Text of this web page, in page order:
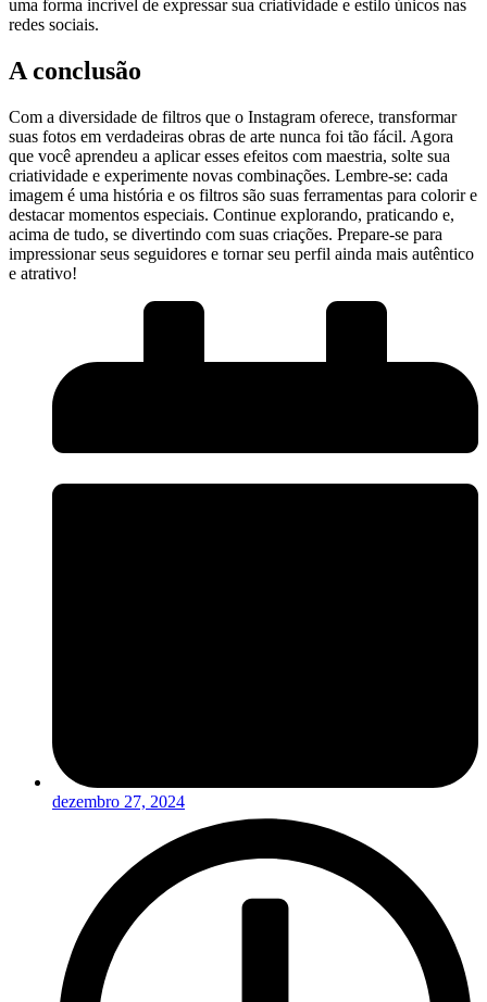
uma ⁢forma incrível de ⁢expressar sua ​criatividade e estilo únicos nas
redes sociais.⁢
A conclusão
Com a diversidade de filtros ⁢que o Instagram⁣ oferece, ​transformar
suas fotos em verdadeiras⁣ obras de arte​ nunca foi tão fácil.‌ Agora
que você aprendeu⁢ a ⁤aplicar esses efeitos com⁢ maestria, solte sua
criatividade‍ e experimente novas combinações.⁤ Lembre-se: cada⁣
imagem é uma história ⁤e os filtros são suas‍ ferramentas para ⁢colorir ​e
destacar momentos especiais.⁣ Continue explorando,​ praticando e,
acima de ‍tudo, se divertindo com suas ‌criações. Prepare-se para
impressionar seus seguidores e tornar seu perfil​ ainda mais autêntico
e​ atrativo!
dezembro 27, 2024